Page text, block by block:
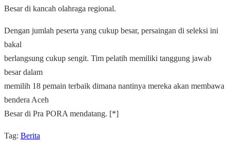
Besar di kancah olahraga regional.
Dengan jumlah peserta yang cukup besar, persaingan di seleksi ini
bakal
berlangsung cukup sengit. Tim pelatih memiliki tanggung jawab
besar dalam
memilih 18 pemain terbaik dimana nantinya mereka akan membawa
bendera Aceh
Besar di Pra PORA mendatang. [*]
Tag: Berita